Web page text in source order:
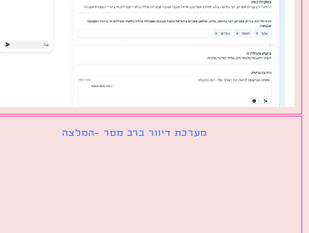
מערכת דיוור ברב מסר -המלצה